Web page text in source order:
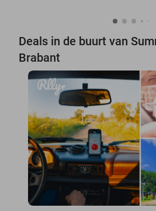
Deals in de buurt van
Brabant